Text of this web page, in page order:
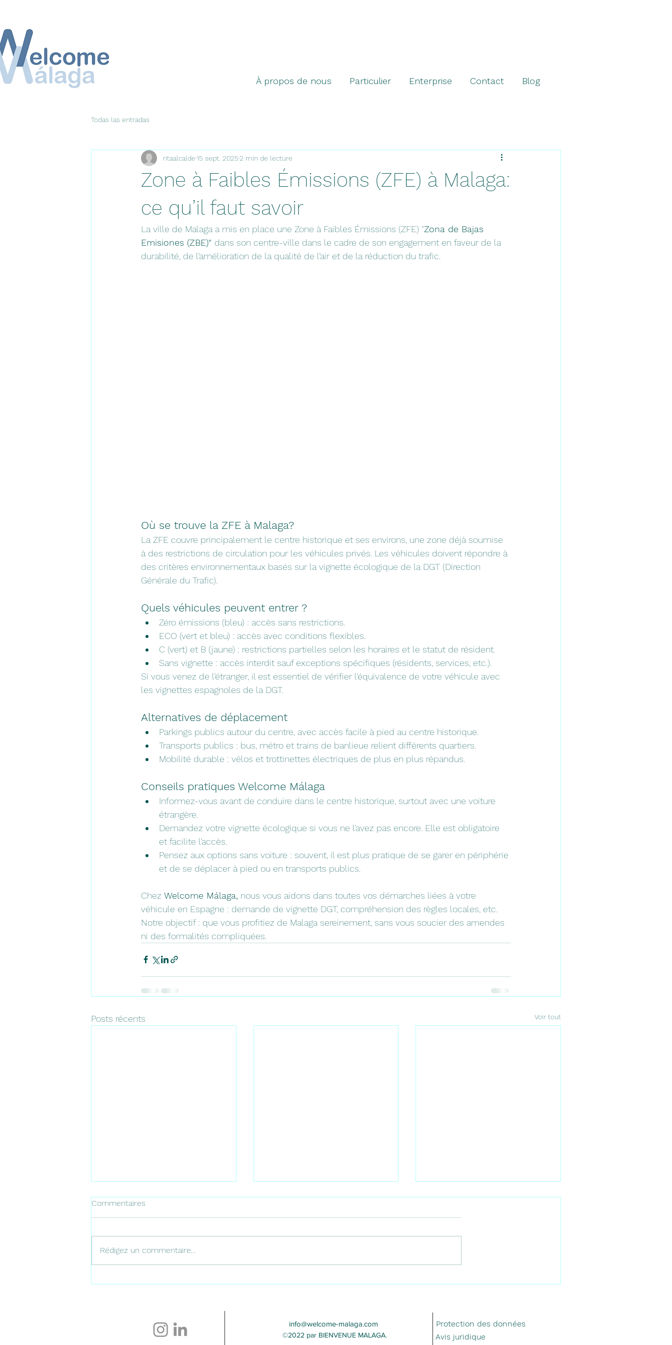
À propos de nous Particulier Enterprise Contact Blog
Todas las entradas
Zone à Faibles Émissions (ZFE) à Malaga:
ce qu’il faut savoir
ritaalcalde15 sept. 20252 min de lecture
La ville de Malaga a mis en place une Zone à Faibles Émissions (ZFE) "Zona de Bajas
Emisiones (ZBE)" dans son centre-ville dans le cadre de son engagement en faveur de la
durabilité, de l’amélioration de la qualité de l’air et de la réduction du trafic.
Où se trouve la ZFE à Malaga?
La ZFE couvre principalement le centre historique et ses environs, une zone déjà soumise
à des restrictions de circulation pour les véhicules privés. Les véhicules doivent répondre à
des critères environnementaux basés sur la vignette écologique de la DGT (Direction
Générale du Trafic).
Quels véhicules peuvent entrer ?
Zéro émissions (bleu) : accès sans restrictions.
ECO (vert et bleu) : accès avec conditions flexibles.
C (vert) et B (jaune) : restrictions partielles selon les horaires et le statut de résident.
Sans vignette : accès interdit sauf exceptions spécifiques (résidents, services, etc.).
Si vous venez de l’étranger, il est essentiel de vérifier l’équivalence de votre véhicule avec
les vignettes espagnoles de la DGT.
Alternatives de déplacement
Parkings publics autour du centre, avec accès facile à pied au centre historique.
Transports publics : bus, métro et trains de banlieue relient différents quartiers.
Mobilité durable : vélos et trottinettes électriques de plus en plus répandus.
Conseils pratiques Welcome Málaga
Informez-vous avant de conduire dans le centre historique, surtout avec une voiture
étrangère.
Demandez votre vignette écologique si vous ne l’avez pas encore. Elle est obligatoire
et facilite l’accès.
Pensez aux options sans voiture : souvent, il est plus pratique de se garer en périphérie
et de se déplacer à pied ou en transports publics.
Chez Welcome Málaga, nous vous aidons dans toutes vos démarches liées à votre
véhicule en Espagne : demande de vignette DGT, compréhension des règles locales, etc.
Notre objectif : que vous profitiez de Malaga sereinement, sans vous soucier des amendes
ni des formalités compliquées.
Posts récents Voir tout
installer
Commentaires
Rédigez un commentaire...
info@welcome-malaga.com
©2022 par BIENVENUE MALAGA.
Protection des données
Avis juridique